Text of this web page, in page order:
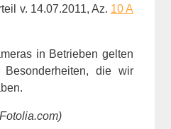
v. 14.07.2011, Az. 10 A
in Betrieben gelten
Besonderheiten, die wir